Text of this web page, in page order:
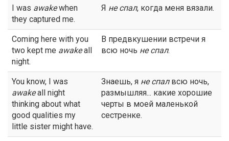
I was awakewhen
they captured me.
Я не спал, когда меня вязали.
Coming here with you
two kept me awakeall
night.
В предвкушении встречи я
всю ночь не спал.
You know, I was
awakeall night
thinking about what
good qualities my
little sister might have.
Знаешь, я не спалвсю ночь,
размышляя... какие хорошие
черты в моей маленькой
сестренке.